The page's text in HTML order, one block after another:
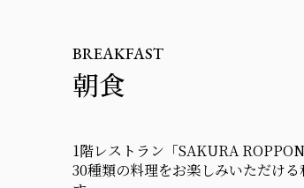
BREAKFAST
朝食
1階レストラン「SAKURA
30種類の料理をお楽しみいただけ